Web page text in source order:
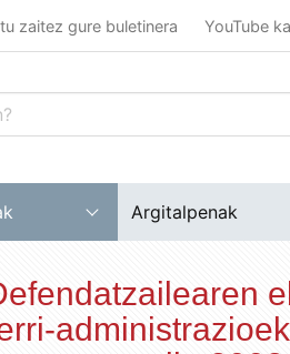
zaitez gure buletinera YouTube
Argitalpenak